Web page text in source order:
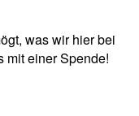
was wir hier bei
mit einer Spende!